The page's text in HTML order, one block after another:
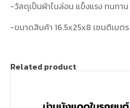
-วัสดุเป็นผ้าไนล่อน แข็งแรง ทนทาน
-ขนาดสินค้า 16.5x25x8 เซนติเมตร
Related product